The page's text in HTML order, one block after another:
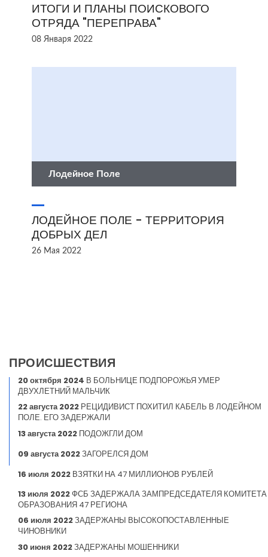
ИТОГИ И ПЛАНЫ ПОИСКОВОГО
ОТРЯДА "ПЕРЕПРАВА"
08 Января 2022
Лодейное Поле
ЛОДЕЙНОЕ ПОЛЕ - ТЕРРИТОРИЯ
ДОБРЫХ ДЕЛ
26 Мая 2022
ПРОИСШЕСТВИЯ
20 октября 2024 В БОЛЬНИЦЕ ПОДПОРОЖЬЯ УМЕР
ДВУХЛЕТНИЙ МАЛЬЧИК
22 августа 2022 РЕЦИДИВИСТ ПОХИТИЛ КАБЕЛЬ В ЛОДЕЙНОМ
ПОЛЕ. ЕГО ЗАДЕРЖАЛИ
13 августа 2022 ПОДОЖГЛИ ДОМ
09 августа 2022ЗАГОРЕЛСЯ ДОМ
16 июля 2022 ВЗЯТКИ НА 47 МИЛЛИОНОВ РУБЛЕЙ
13 июля 2022ФСБ ЗАДЕРЖАЛА ЗАМПРЕДСЕДАТЕЛЯ КОМИТЕТА
ОБРАЗОВАНИЯ 47 РЕГИОНА
06 июля 2022ЗАДЕРЖАНЫ ВЫСОКОПОСТАВЛЕННЫЕ
ЧИНОВНИКИ
30 июня 2022ЗАДЕРЖАНЫ МОШЕННИКИ